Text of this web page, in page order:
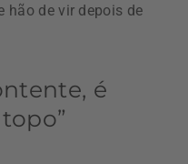
hão de vir depois de
é